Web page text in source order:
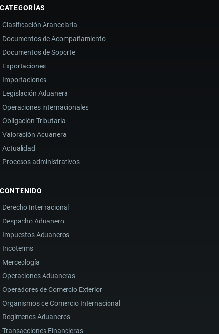
CATEGORÍAS
Clasificación Arancelaria
Documentos de Acompañamiento
Documentos de Soporte
Exportaciones
Importaciones
Legislación Aduanera
Operaciones internacionales
Obligación Tributaria
Valoración Aduanera
Actualidad
Procesos administrativos
CONTENIDO
Derecho Internacional
Despacho Aduanero
Impuestos Aduaneros
Incoterms
Merceología
Operaciones Aduaneras
Operadores de Comercio Exterior
Organismos de Comercio Internacional
Regímenes Aduaneros
Transacciones Financieras